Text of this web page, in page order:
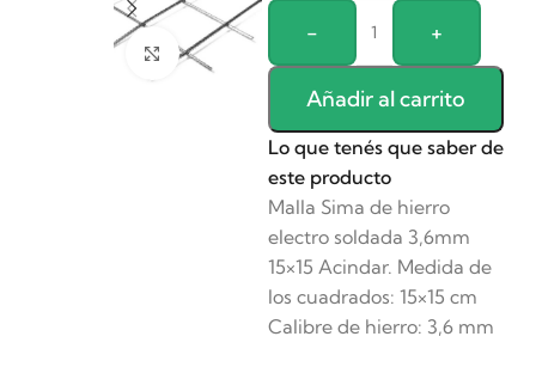
Clickee para agrandar
- +
Añadir al carrito
Alternative:
Lo que tenés que saber de
este producto
Malla Sima de hierro
electro soldada 3,6mm
15×15 Acindar. Medida de
los cuadrados: 15×15 cm
Calibre de hierro: 3,6 mm